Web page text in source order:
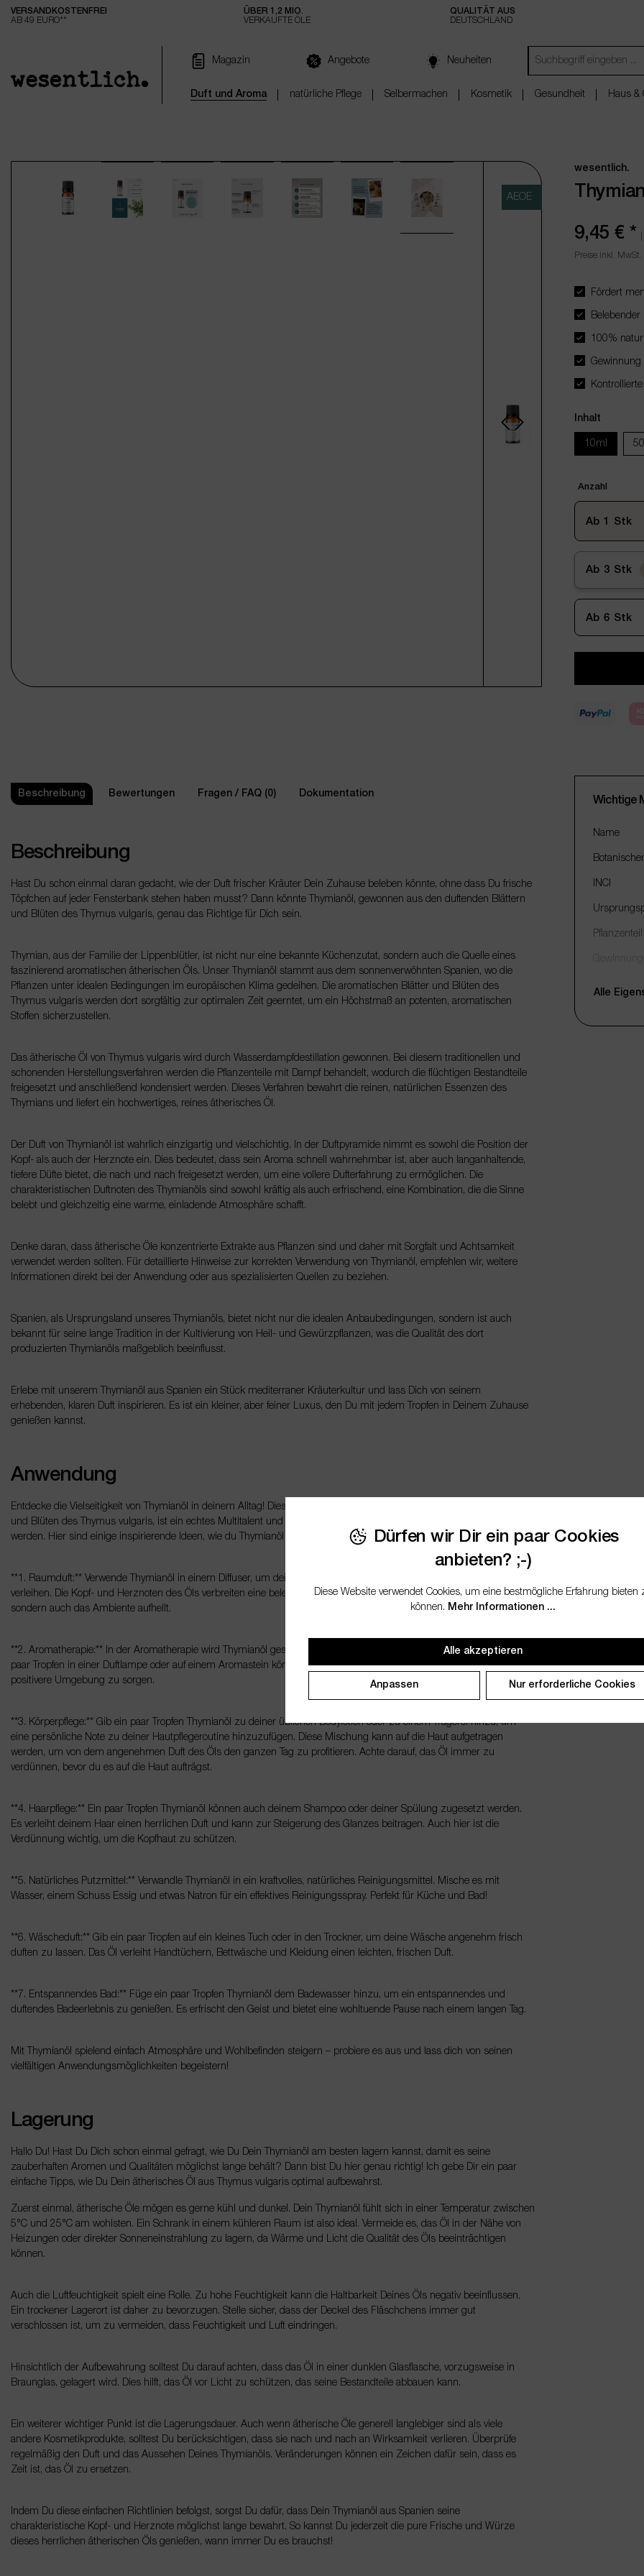
springen Zur Hauptnavigation springen
VERSANDKOSTENFREI
AB 49 EURO**
ÜBER 1,2 MIO.
VERKAUFTE ÖLE
QUALITÄT AUS
DEUTSCHLAND
Magazin Angebote Neuheiten
Duft und Aroma natürliche Pflege Selbermachen Kosmetik Gesundheit Haus &
AEOE
wesentlich.
9,45 € *
Preise inkl.
Fördert
100%
Gewinnung
Inhalt
10ml
Anzahl
Ab 1 Stk
Ab 3 Stk
Ab 6 Stk
Beschreibung Bewertungen Fragen / FAQ (0) Dokumentation
Beschreibung
Hast Du schon einmal daran gedacht, wie der Duft frischer Kräuter Dein Zuhause beleben könnte, ohne dass Du frische
Töpfchen auf jeder Fensterbank stehen haben musst? Dann könnte Thymianöl, gewonnen aus den duftenden Blättern
und Blüten des Thymus vulgaris, genau das Richtige für Dich sein.
Thymian, aus der Familie der Lippenblütler, ist nicht nur eine bekannte Küchenzutat, sondern auch die Quelle eines
faszinierend aromatischen ätherischen Öls. Unser Thymianöl stammt aus dem sonnenverwöhnten Spanien, wo die
Pflanzen unter idealen Bedingungen im europäischen Klima gedeihen. Die aromatischen Blätter und Blüten des
Thymus vulgaris werden dort sorgfältig zur optimalen Zeit geerntet, um ein Höchstmaß an potenten, aromatischen
Stoffen sicherzustellen.
Das ätherische Öl von Thymus vulgaris wird durch Wasserdampfdestillation gewonnen. Bei diesem traditionellen und
schonenden Herstellungsverfahren werden die Pflanzenteile mit Dampf behandelt, wodurch die flüchtigen Bestandteile
freigesetzt und anschließend kondensiert werden. Dieses Verfahren bewahrt die reinen, natürlichen Essenzen des
Thymians und liefert ein hochwertiges, reines ätherisches Öl.
Der Duft von Thymianöl ist wahrlich einzigartig und vielschichtig. In der Duftpyramide nimmt es sowohl die Position der
Kopf- als auch der Herznote ein. Dies bedeutet, dass sein Aroma schnell wahrnehmbar ist, aber auch langanhaltende,
tiefere Düfte bietet, die nach und nach freigesetzt werden, um eine vollere Dufterfahrung zu ermöglichen. Die
charakteristischen Duftnoten des Thymianöls sind sowohl kräftig als auch erfrischend, eine Kombination, die die Sinne
belebt und gleichzeitig eine warme, einladende Atmosphäre schafft.
Denke daran, dass ätherische Öle konzentrierte Extrakte aus Pflanzen sind und daher mit Sorgfalt und Achtsamkeit
verwendet werden sollten. Für detaillierte Hinweise zur korrekten Verwendung von Thymianöl, empfehlen wir, weitere
Informationen direkt bei der Anwendung oder aus spezialisierten Quellen zu beziehen.
Spanien, als Ursprungsland unseres Thymianöls, bietet nicht nur die idealen Anbaubedingungen, sondern ist auch
bekannt für seine lange Tradition in der Kultivierung von Heil- und Gewürzpflanzen, was die Qualität des dort
produzierten Thymianöls maßgeblich beeinflusst.
Erlebe mit unserem Thymianöl aus Spanien ein Stück mediterraner Kräuterkultur und lass Dich von seinem
erhebenden, klaren Duft inspirieren. Es ist ein kleiner, aber feiner Luxus, den Du mit jedem Tropfen in Deinem Zuhause
genießen kannst.
Anwendung
Entdecke die Vielseitigkeit von Thymianöl in deinem Alltag! Dieses ätherische Öl, gewonnen aus den duftenden Blättern
und Blüten des Thymus vulgaris, ist ein echtes Multitalent und kann in vielen verschiedenen Bereichen eingesetzt
werden. Hier sind einige inspirierende Ideen, wie du Thymianöl nutzen kannst:
**1. Raumduft:** Verwende Thymianöl in einem Diffuser, um deinem Zuhause einen frischen und reinigenden Duft zu
verleihen. Die Kopf- und Herznoten des Öls verbreiten eine belebende Atmosphäre, die nicht nur angenehm riecht,
sondern auch das Ambiente aufhellt.
**2. Aromatherapie:** In der Aromatherapie wird Thymianöl geschätzt, um eine erhebende Umgebung zu schaffen. Ein
paar Tropfen in einer Duftlampe oder auf einem Aromastein können helfen, die Stimmung zu heben und für eine
positivere Umgebung zu sorgen.
**3. Körperpflege:** Gib ein paar Tropfen Thymianöl zu deiner üblichen Bodylotion oder zu einem Trägeröl hinzu, um
eine persönliche Note zu deiner Hautpflegeroutine hinzuzufügen. Diese Mischung kann auf die Haut aufgetragen
werden, um von dem angenehmen Duft des Öls den ganzen Tag zu profitieren. Achte darauf, das Öl immer zu
verdünnen, bevor du es auf die Haut aufträgst.
**4. Haarpflege:** Ein paar Tropfen Thymianöl können auch deinem Shampoo oder deiner Spülung zugesetzt werden.
Es verleiht deinem Haar einen herrlichen Duft und kann zur Steigerung des Glanzes beitragen. Auch hier ist die
Verdünnung wichtig, um die Kopfhaut zu schützen.
**5. Natürliches Putzmittel:** Verwandle Thymianöl in ein kraftvolles, natürliches Reinigungsmittel. Mische es mit
Wasser, einem Schuss Essig und etwas Natron für ein effektives Reinigungsspray. Perfekt für Küche und Bad!
**6. Wäscheduft:** Gib ein paar Tropfen auf ein kleines Tuch oder in den Trockner, um deine Wäsche angenehm frisch
duften zu lassen. Das Öl verleiht Handtüchern, Bettwäsche und Kleidung einen leichten, frischen Duft.
**7. Entspannendes Bad:** Füge ein paar Tropfen Thymianöl dem Badewasser hinzu, um ein entspannendes und
duftendes Badeerlebnis zu genießen. Es erfrischt den Geist und bietet eine wohltuende Pause nach einem langen Tag.
Mit Thymianöl spielend einfach Atmosphäre und Wohlbefinden steigern – probiere es aus und lass dich von seinen
vielfältigen Anwendungsmöglichkeiten begeistern!
Lagerung
Hallo Du! Hast Du Dich schon einmal gefragt, wie Du Dein Thymianöl am besten lagern kannst, damit es seine
zauberhaften Aromen und Qualitäten möglichst lange behält? Dann bist Du hier genau richtig! Ich gebe Dir ein paar
einfache Tipps, wie Du Dein ätherisches Öl aus Thymus vulgaris optimal aufbewahrst.
Zuerst einmal, ätherische Öle mögen es gerne kühl und dunkel. Dein Thymianöl fühlt sich in einer Temperatur zwischen
5°C und 25°C am wohlsten. Ein Schrank in einem kühleren Raum ist also ideal. Vermeide es, das Öl in der Nähe von
Heizungen oder direkter Sonneneinstrahlung zu lagern, da Wärme und Licht die Qualität des Öls beeinträchtigen
können.
Auch die Luftfeuchtigkeit spielt eine Rolle. Zu hohe Feuchtigkeit kann die Haltbarkeit Deines Öls negativ beeinflussen.
Ein trockener Lagerort ist daher zu bevorzugen. Stelle sicher, dass der Deckel des Fläschchens immer gut
verschlossen ist, um zu vermeiden, dass Feuchtigkeit und Luft eindringen.
Hinsichtlich der Aufbewahrung solltest Du darauf achten, dass das Öl in einer dunklen Glasflasche, vorzugsweise in
Braunglas, gelagert wird. Dies hilft, das Öl vor Licht zu schützen, das seine Bestandteile abbauen kann.
Ein weiterer wichtiger Punkt ist die Lagerungsdauer. Auch wenn ätherische Öle generell langlebiger sind als viele
andere Kosmetikprodukte, solltest Du berücksichtigen, dass sie nach und nach an Wirksamkeit verlieren. Überprüfe
regelmäßig den Duft und das Aussehen Deines Thymianöls. Veränderungen können ein Zeichen dafür sein, dass es
Zeit ist, das Öl zu ersetzen.
Indem Du diese einfachen Richtlinien befolgst, sorgst Du dafür, dass Dein Thymianöl aus Spanien seine
charakteristische Kopf- und Herznote möglichst lange bewahrt. So kannst Du jederzeit die pure Frische und Würze
dieses herrlichen ätherischen Öls genießen, wann immer Du es brauchst!
Wichtige
Name
INCI
Pflanzenteil
Alle
Dürfen wir Dir ein paar Cookies
anbieten? ;-)
Diese Website verwendet Cookies, um eine bestmögliche Erfahrung bieten
können. Mehr Informationen ...
Alle akzeptieren
Anpassen Nur erforderliche Cookies